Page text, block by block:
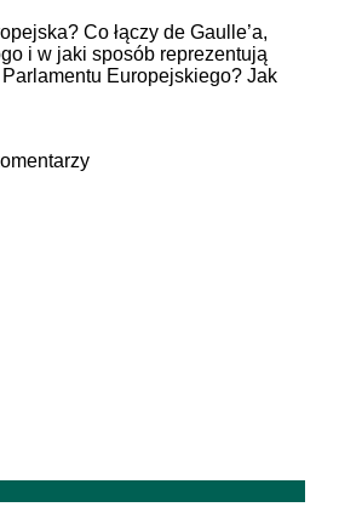
Co łączy de Gaulle’a,
i w jaki sposób reprezentują
Parlamentu Europejskiego? Jak